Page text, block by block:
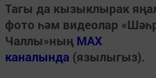
Тагы да кызыклырак
фото һәм видеолар
Чаллы»ның MAX
каналында (язылыгыз).